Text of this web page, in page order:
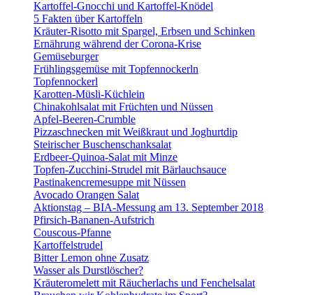
Kartoffel-Gnocchi und Kartoffel-Knödel
5 Fakten über Kartoffeln
Kräuter-Risotto mit Spargel, Erbsen und Schinken
Ernährung während der Corona-Krise
Gemüseburger
Frühlingsgemüse mit Topfennockerln
Topfennockerl
Karotten-Müsli-Küchlein
Chinakohlsalat mit Früchten und Nüssen
Apfel-Beeren-Crumble
Pizzaschnecken mit Weißkraut und Joghurtdip
Steirischer Buschenschanksalat
Erdbeer-Quinoa-Salat mit Minze
Topfen-Zucchini-Strudel mit Bärlauchsauce
Pastinakencremesuppe mit Nüssen
Avocado Orangen Salat
Aktionstag – BIA-Messung am 13. September 2018
Pfirsich-Bananen-Aufstrich
Couscous-Pfanne
Kartoffelstrudel
Bitter Lemon ohne Zusatz
Wasser als Durstlöscher?
Kräuteromelett mit Räucherlachs und Fenchelsalat